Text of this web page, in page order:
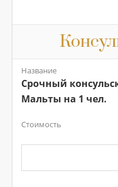
Название
Срочный
Мальты на 1 чел.
Стоимость